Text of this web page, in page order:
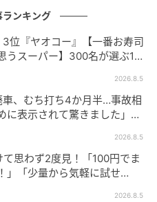
ンキング
位『ヤオコー』【一番お寿司
うスーパー】300名が選ぶ1位
2026.8.5
、むち打ち4か月半…事故相
に表示されて驚きました」と
2026.8.5
思わず2度見！「100円でま
」「少量から気軽に試せ
2026.8.5